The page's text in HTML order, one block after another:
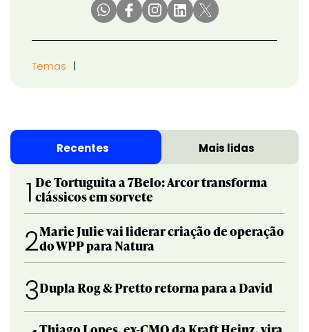
Temas
Recentes Mais lidas
1 De Tortuguita a 7Belo: Arcor transforma
clássicos em sorvete
2Marie Julie vai liderar criação de operação
do WPP para Natura
3Dupla Rog & Pretto retorna para a David